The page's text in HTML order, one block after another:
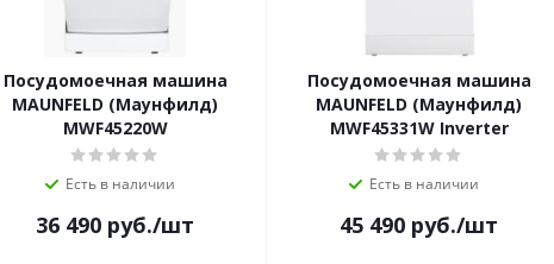
Посудомоечная машина
MAUNFELD (Маунфилд)
MWF45220W
Есть в наличии
36 490 руб./шт
Посудомоечная машина
MAUNFELD (Маунфилд)
MWF45331W Inverter
Есть в наличии
45 490 руб./шт